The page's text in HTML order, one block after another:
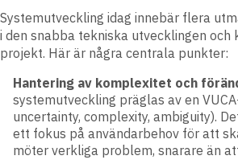
Systemutveckling idag innebär flera
i den snabba tekniska utvecklingen och
projekt. Här är några centrala punkter:
Hantering av komplexitet och
systemutveckling präglas av en
uncertainty, complexity, ambiguity).
ett fokus på användarbehov för att
möter verkliga problem, snarare än